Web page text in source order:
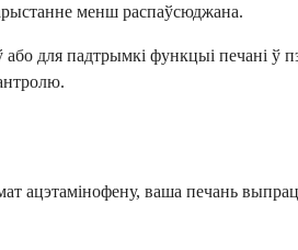
менш распаўсюджана.
для падтрымкі функцыі печані ў
ацэтамінофену, ваша печань